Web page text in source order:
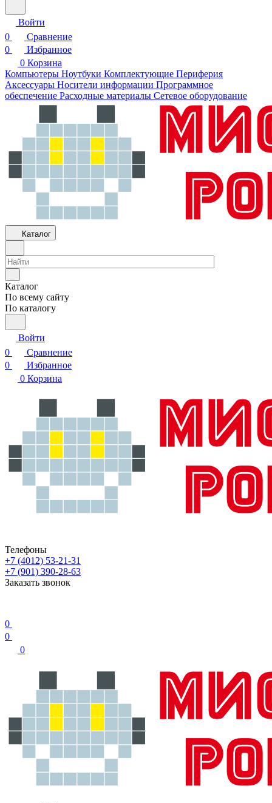
Войти
0
Сравнение
0
Избранное
0 Корзина
Компьютеры Ноутбуки Комплектующие Периферия
Аксессуары Носители информации Программное
обеспечение Расходные материалы Сетевое оборудование
Каталог
Каталог
По всему сайту
По каталогу
Войти
0
Сравнение
0
Избранное
0 Корзина
Телефоны
+7 (4012) 53-21-31
+7 (901) 390-28-63
Заказать звонок
0
0
0